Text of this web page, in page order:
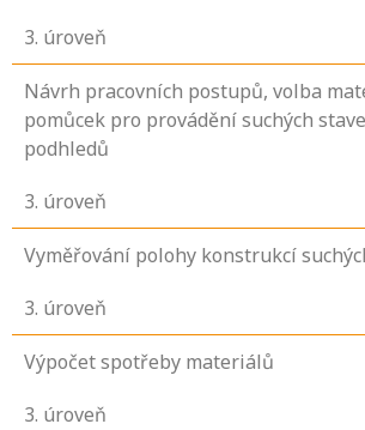
3. úroveň
Návrh pracovních postupů, volba
pomůcek pro provádění suchých
podhledů
3. úroveň
Vyměřování polohy konstrukcí
3. úroveň
Výpočet spotřeby materiálů
3. úroveň